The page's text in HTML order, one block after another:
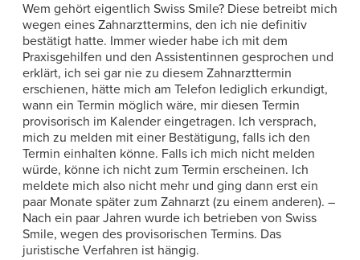
Wem gehört eigentlich Swiss Smile? Diese betreibt mich
wegen eines Zahnarzttermins, den ich nie definitiv
bestätigt hatte. Immer wieder habe ich mit dem
Praxisgehilfen und den Assistentinnen gesprochen und
erklärt, ich sei gar nie zu diesem Zahnarzttermin
erschienen, hätte mich am Telefon lediglich erkundigt,
wann ein Termin möglich wäre, mir diesen Termin
provisorisch im Kalender eingetragen. Ich versprach,
mich zu melden mit einer Bestätigung, falls ich den
Termin einhalten könne. Falls ich mich nicht melden
würde, könne ich nicht zum Termin erscheinen. Ich
meldete mich also nicht mehr und ging dann erst ein
paar Monate später zum Zahnarzt (zu einem anderen). –
Nach ein paar Jahren wurde ich betrieben von Swiss
Smile, wegen des provisorischen Termins. Das
juristische Verfahren ist hängig.